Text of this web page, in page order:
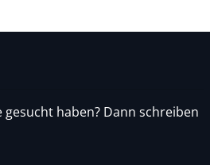
gesucht haben? Dann schreiben